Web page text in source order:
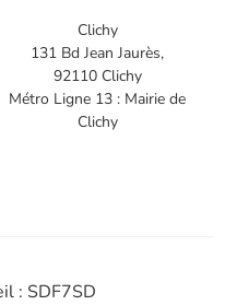
Clichy
131 Bd Jean Jaurès,
92110 Clichy
Métro Ligne 13 : Mairie de
Clichy
: SDF7SD